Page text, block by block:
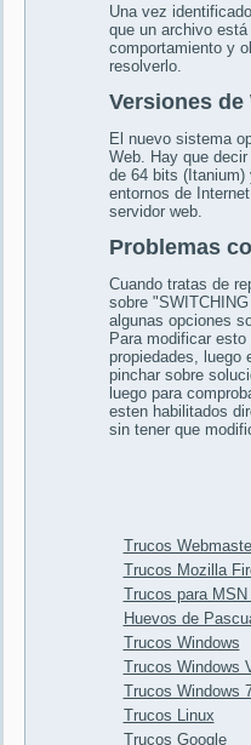
Una vez
que un archivo
comportamiento y
resolverlo.
Versiones de
El nuevo sistema
Web. Hay que
de 64 bits (Itanium)
entornos de
servidor web.
Problemas
Cuando tratas de
sobre
algunas opciones
Para modificar
propiedades, luego
pinchar sobre
luego para
esten habilitados
sin tener que
Trucos
Trucos Mozilla
Trucos para
Huevos de
Trucos Windows
Trucos Windows
Trucos Windows
Trucos Linux
Trucos Google